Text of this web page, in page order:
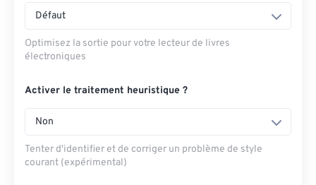
Défaut
Optimisez la sortie pour votre lecteur de livres
électroniques
Activer le traitement heuristique ?
Non
Tenter d'identifier et de corriger un problème de style
courant (expérimental)